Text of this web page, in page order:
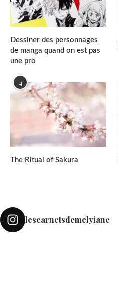
Dessiner des personnages
de manga quand on est pas
une pro
4
The Ritual of Sakura
lescarnetsdemelyiane